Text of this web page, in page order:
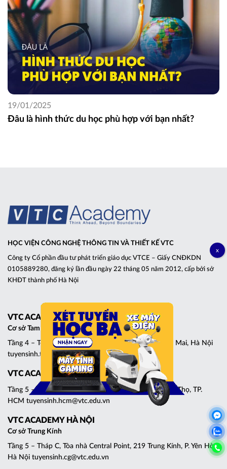
Đâu là hình thức du học phù hợp với bạn nhất?
19/01/2025
HỌC VIỆN CÔNG NGHỆ THÔNG TIN VÀ THIẾT KẾ VTC
Công ty Cổ phần đầu tư phát triển giáo dục VTCE – Giấy CNĐKDN
0105889280, đăng ký lần đầu ngày 22 tháng 05 năm 2012, cấp bởi sở
KHĐT thành phố Hà Nội
VTC ACADEMY HÀ NỘI
Cơ sở Tam Trinh
Tầng 4 – Tòa nhà VTC Online, 18 Tam Trinh, P. Tương Mai, Hà Nội
tuyensinh.tt@vtc.edu.vn
VTC ACADEMY TP. HCM
Tầng 5 – Tòa nhà Emporium, 184 Lê Đại Hành, P. Phú Thọ, TP.
HCM tuyensinh.hcm@vtc.edu.vn
VTC ACADEMY HÀ NỘI
Cơ sở Trung Kính
Tầng 5 – Tháp C, Tòa nhà Central Point, 219 Trung Kính, P. Yên Hòa,
Hà Nội tuyensinh.cg@vtc.edu.vn